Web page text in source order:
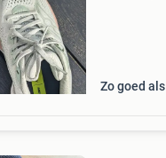
Zo goed